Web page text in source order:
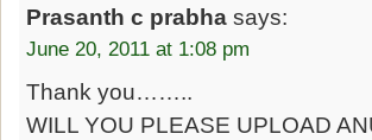
Prasanth c prabha says:
June 20, 2011 at 1:08 pm
Thank you……..
WILL YOU PLEASE UPLOAD